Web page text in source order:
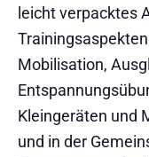
leicht verpacktes
Mobilisation,
Kleingeräten und
und in der